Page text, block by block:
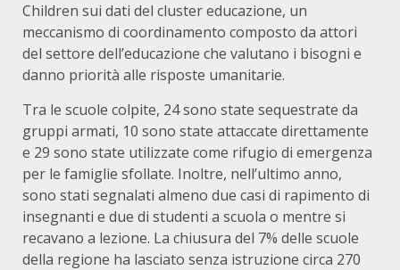
Children sui dati del cluster educazione, un
meccanismo di coordinamento composto da attori
del settore dell’educazione che valutano i bisogni e
danno priorità alle risposte umanitarie.
Tra le scuole colpite, 24 sono state sequestrate da
gruppi armati, 10 sono state attaccate direttamente
e 29 sono state utilizzate come rifugio di emergenza
per le famiglie sfollate. Inoltre, nell’ultimo anno,
sono stati segnalati almeno due casi di rapimento di
insegnanti e due di studenti a scuola o mentre si
recavano a lezione. La chiusura del 7% delle scuole
della regione ha lasciato senza istruzione circa 270